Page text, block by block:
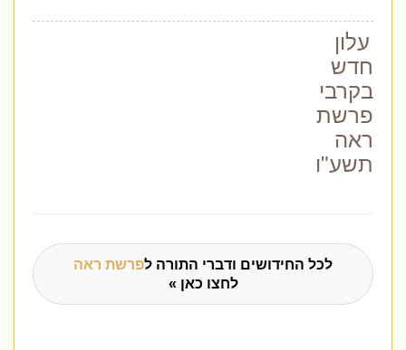
עלון
חדש
בקרבי
פרשת
ראה
תשע"ו
לכל החידושים ודברי התורה לפרשת ראה
לחצו כאן »